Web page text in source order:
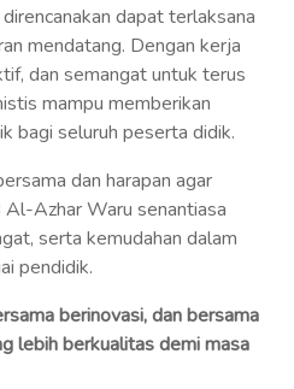
dapat terlaksana
mendatang. Dengan kerja
dan semangat untuk terus
mampu memberikan
bagi seluruh peserta didik.
dan harapan agar
Azhar Waru senantiasa
serta kemudahan dalam
pendidik.
berinovasi, dan bersama
lebih berkualitas demi masa